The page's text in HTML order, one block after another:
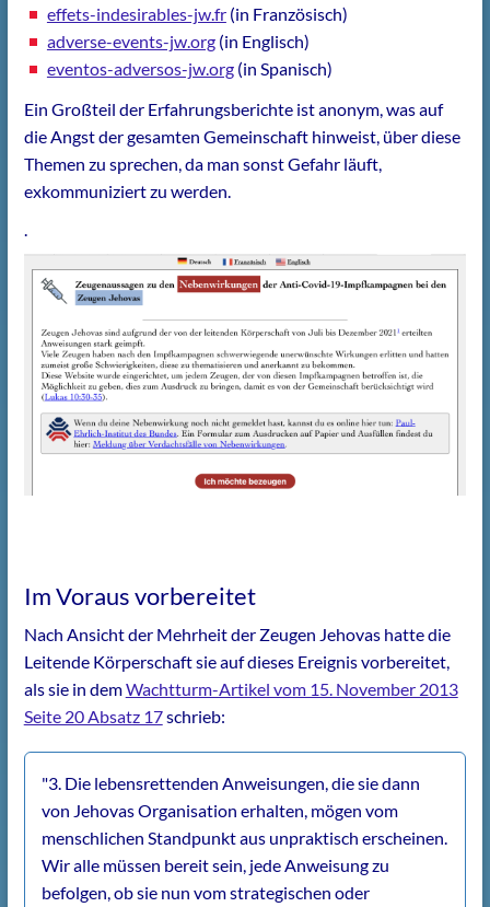
effets-indesirables-jw.fr(in Französisch)
adverse-events-jw.org(in Englisch)
eventos-adversos-jw.org(in Spanisch)
Ein Großteil der Erfahrungsberichte ist anonym, was auf
die Angst der gesamten Gemeinschaft hinweist, über diese
Themen zu sprechen, da man sonst Gefahr läuft,
exkommuniziert zu werden.
.
Im Voraus vorbereitet
Nach Ansicht der Mehrheit der Zeugen Jehovas hatte die
Leitende Körperschaft sie auf dieses Ereignis vorbereitet,
als sie in demWachtturm-Artikel vom 15. November 2013
Seite 20 Absatz 17schrieb:
"3. Die lebensrettenden Anweisungen, die sie dann
von Jehovas Organisation erhalten, mögen vom
menschlichen Standpunkt aus unpraktisch erscheinen.
Wir alle müssen bereit sein, jede Anweisung zu
befolgen, ob sie nun vom strategischen oder